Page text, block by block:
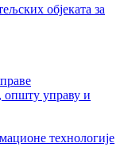
објеката за
општу управу и
технологије